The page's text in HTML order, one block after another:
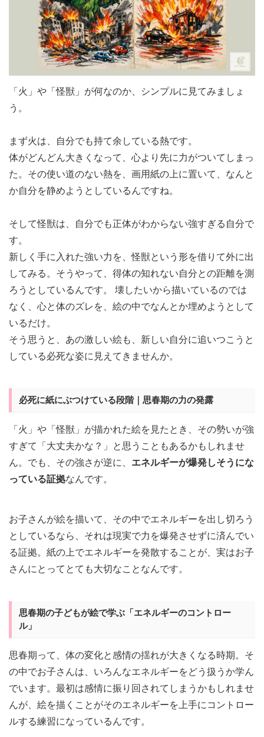
「火」や「怪獣」が何なのか、シンプルに見てみましょ
う。
まず火は、自分でも持て余している熱です。
体がどんどん大きくなって、心より先に力がついてしまっ
た。その使い道のない熱を、画用紙の上に置いて、なんと
か自分を静めようとしているんですね。
そして怪獣は、自分でも正体がわからない強すぎる自分で
す。
新しく手に入れた強い力を、怪獣という形を借りて外に出
してみる。そうやって、得体の知れない自分との距離を測
ろうとしているんです。 壊したいから描いているのでは
なく、心と体のズレを、絵の中でなんとか埋めようとして
いるだけ。
そう思うと、あの激しい絵も、新しい自分に追いつこうと
している必死な姿に見えてきませんか。
必死に紙にぶつけている段階｜思春期の力の発露
「火」や「怪獣」が描かれた絵を見たとき、その勢いが強
すぎて「大丈夫かな？」と思うこともあるかもしれませ
ん。でも、その強さが逆に、 エネルギーが爆発しそうにな
っている証拠なんです。
お子さんが絵を描いて、その中でエネルギーを出し切ろう
としているなら、それは現実で力を爆発させずに済んでい
る証拠。紙の上でエネルギーを発散することが、実はお子
さんにとってとても大切なことなんです。
思春期の子どもが絵で学ぶ「エネルギーのコントロー
ル」
思春期って、体の変化と感情の揺れが大きくなる時期。そ
の中でお子さんは、いろんなエネルギーをどう扱うか学ん
でいます。最初は感情に振り回されてしまうかもしれませ
んが、絵を描くことがそのエネルギーを上手にコントロー
ルする練習になっているんです。